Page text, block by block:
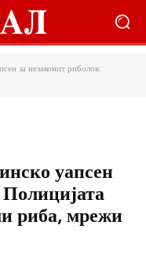
за незаконит риболов:
уапсен
риба, мрежи